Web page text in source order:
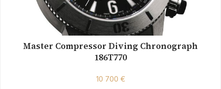
Master Compressor Diving Chronograph
186T770
10 700 €